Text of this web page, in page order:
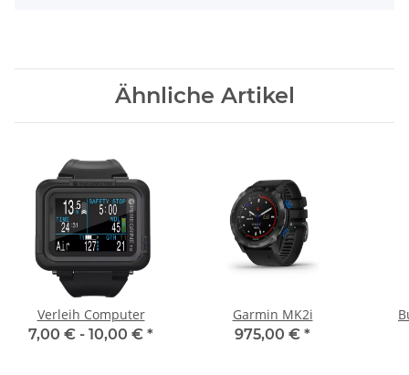
Ähnliche Artikel
Verleih Computer
7,00 € - 10,00 € *
Garmin MK2i
975,00 € *